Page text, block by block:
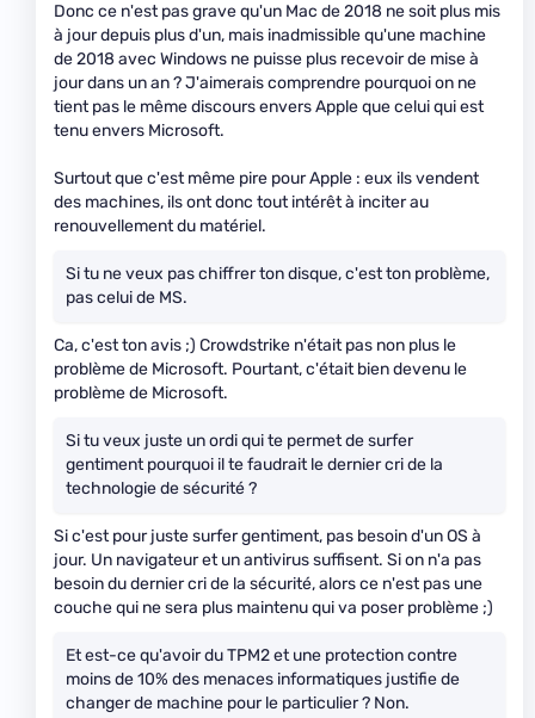
Donc ce n'est pas grave qu'un Mac de 2018 ne soit plus mis
à jour depuis plus d'un, mais inadmissible qu'une machine
de 2018 avec Windows ne puisse plus recevoir de mise à
jour dans un an ? J'aimerais comprendre pourquoi on ne
tient pas le même discours envers Apple que celui qui est
tenu envers Microsoft.
Surtout que c'est même pire pour Apple : eux ils vendent
des machines, ils ont donc tout intérêt à inciter au
renouvellement du matériel.
Si tu ne veux pas chiffrer ton disque, c'est ton problème,
pas celui de MS.
Ca, c'est ton avis ;) Crowdstrike n'était pas non plus le
problème de Microsoft. Pourtant, c'était bien devenu le
problème de Microsoft.
Si tu veux juste un ordi qui te permet de surfer
gentiment pourquoi il te faudrait le dernier cri de la
technologie de sécurité ?
Si c'est pour juste surfer gentiment, pas besoin d'un OS à
jour. Un navigateur et un antivirus suffisent. Si on n'a pas
besoin du dernier cri de la sécurité, alors ce n'est pas une
couche qui ne sera plus maintenu qui va poser problème ;)
Et est-ce qu'avoir du TPM2 et une protection contre
moins de 10% des menaces informatiques justifie de
changer de machine pour le particulier ? Non.